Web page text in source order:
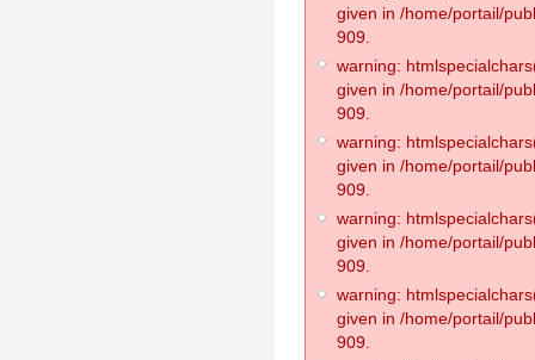
given in /home/portail/
909.
warning:
given in /home/portail/
909.
warning:
given in /home/portail/
909.
warning:
given in /home/portail/
909.
warning:
given in /home/portail/
909.